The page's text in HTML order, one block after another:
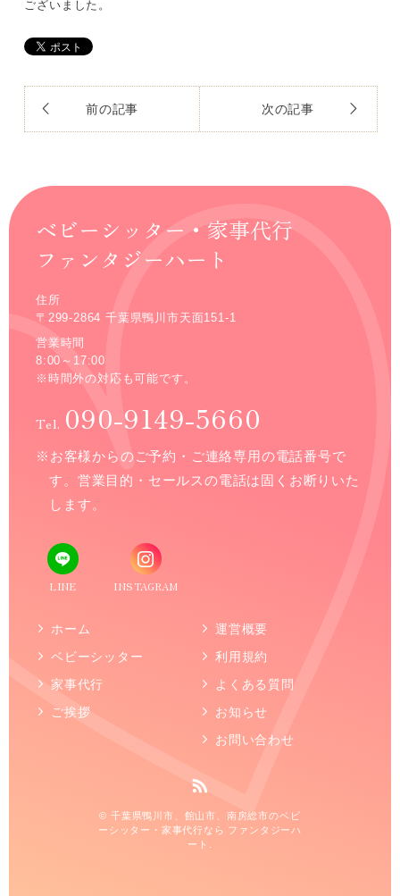
ございました。
前の記事 次の記事
ベビーシッター・家事代行
ファンタジーハート
住所
〒299-2864 千葉県鴨川市天面151-1
営業時間
8:00～17:00
※時間外の対応も可能です。
Tel. 090-9149-5660
※お客様からのご予約・ご連絡専用の電話番号で
す。 営業目的・セールスの電話は固くお断りいた
します。
LINE INSTAGRAM
ホーム
ベビーシッター
家事代行
ご挨拶
運営概要
利用規約
よくある質問
お知らせ
お問い合わせ
© 千葉県鴨川市、館山市、南房総市のベビ
ーシッター・家事代行なら ファンタジーハ
ート.